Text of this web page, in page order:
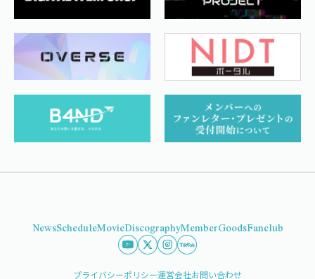
NewsScheduleMovieDiscographyMemberGoodsFanclub
プライバシーポリシー運営会社お問い合わせ